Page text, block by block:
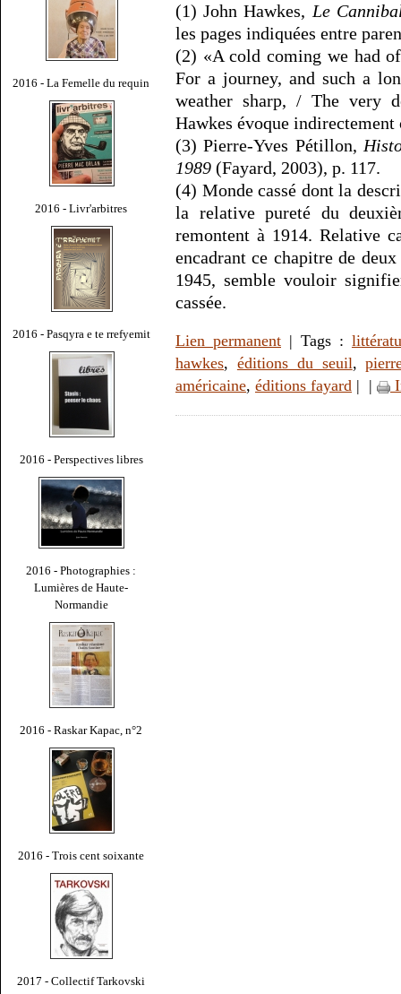
2016 - La Femelle du requin
2016 - Livr'arbitres
2016 - Pasqyra e te rrefyemit
2016 - Perspectives libres
2016 - Photographies :
Lumières de Haute-
Normandie
2016 - Raskar Kapac, n°2
2016 - Trois cent soixante
2017 - Collectif Tarkovski
(1) John Hawkes, Le
les pages indiquées entre
(2) «A cold coming we had
For a journey, and such a
weather sharp, / The very
Hawkes évoque indirectement
(3) Pierre-Yves Pétillon,
1989 (Fayard, 2003), p. 117.
(4) Monde cassé dont la
la relative pureté du
remontent à 1914. Relative
encadrant ce chapitre de
1945, semble vouloir
cassée.
Lien permanent | Tags :
hawkes, éditions du seuil,
américaine, éditions fayard | |